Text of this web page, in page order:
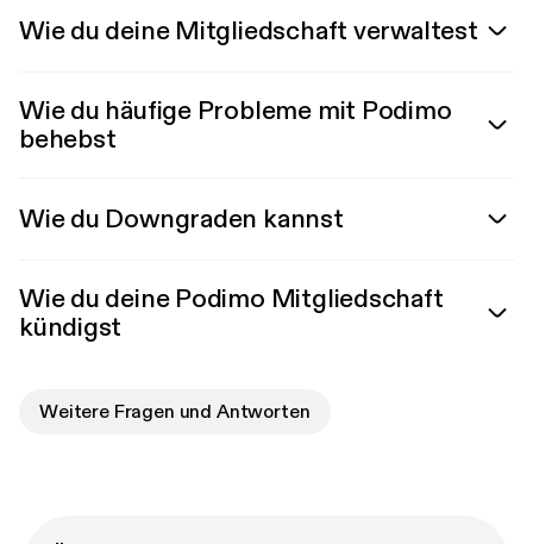
Wie du deine Mitgliedschaft verwaltest
Wie du häufige Probleme mit Podimo
behebst
Wie du Downgraden kannst
Wie du deine Podimo Mitgliedschaft
kündigst
Weitere Fragen und Antworten